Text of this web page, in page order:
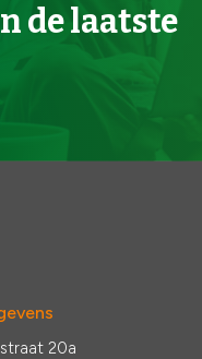
de laatste
20a